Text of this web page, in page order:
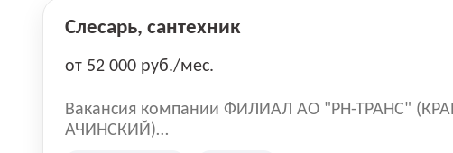
Слесарь, сантехник
от 52 000 руб./мес.
Вакансия компании ФИЛИАЛ АО "РН-ТРАНС"
АЧИНСКИЙ)